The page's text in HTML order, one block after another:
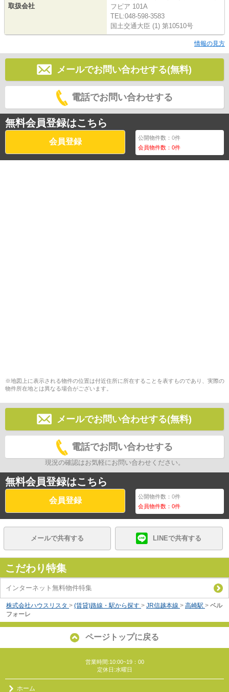
取扱会社
フピア 101A
TEL:048-598-3583
国土交通大臣 (1) 第10510号
情報の見方
メールでお問い合わせする(無料)
電話でお問い合わせする
無料会員登録はこちら
会員登録 公開物件数：0件
会員物件数：0件
※地図上に表示される物件の位置は付近住所に所在することを表すものであり、実際の
物件所在地とは異なる場合がございます。
メールでお問い合わせする(無料)
電話でお問い合わせする
現況の確認はお気軽にお問い合わせください。
無料会員登録はこちら
会員登録 公開物件数：0件
会員物件数：0件
メールで共有する LINEで共有する
こだわり特集
インターネット無料物件特集
株式会社ハウスリスタ > (賃貸)路線・駅から探す > JR信越本線 > 高崎駅 > ベル
フォーレ
ページトップに戻る
営業時間:10:00~19：00
定休日:水曜日
ホーム